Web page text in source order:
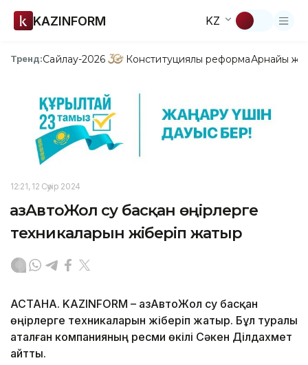
KAZINFORM KZ
Тренд:Сайлау-2026 Конституциялық реформаАрнайы
12:21, 12 Сәуір 2024
ҚазАвтоЖол су басқан өңірлерге
техникаларын жіберіп жатыр
АСТАНА. KAZINFORM – ҚазАвтоЖол су басқан
өңірлерге техникаларын жіберіп жатыр. Бұл туралы
аталған компанияның ресми өкілі Сәкен Ділдахмет
айтты.